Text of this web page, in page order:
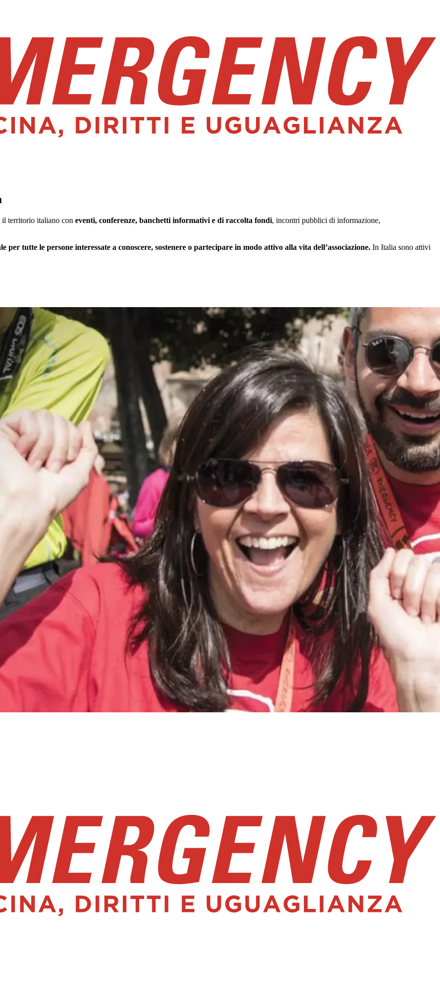
territorio italiano con eventi, conferenze, banchetti informativi e di raccolta fondi, incontri pubblici di informazione,
tutte le persone interessate a conoscere, sostenere o partecipare in modo attivo alla vita dell’associazione. In Italia sono attivi